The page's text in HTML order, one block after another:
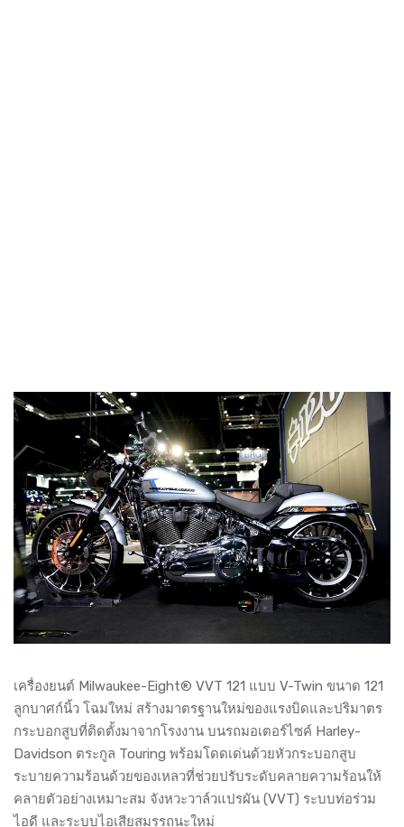
เครื่องยนต์ Milwaukee-Eight® VVT 121 แบบ V-Twin ขนาด 121
ลูกบาศก์นิ้ว โฉมใหม่ สร้างมาตรฐานใหม่ของแรงบิดและปริมาตร
กระบอกสูบที่ติดตั้งมาจากโรงงาน บนรถมอเตอร์ไซค์ Harley-
Davidson ตระกูล Touring พร้อมโดดเด่นด้วยหัวกระบอกสูบ
ระบายความร้อนด้วยของเหลวที่ช่วยปรับระดับคลายความร้อนให้
คลายตัวอย่างเหมาะสม จังหวะวาล์วแปรผัน (VVT) ระบบท่อร่วม
ไอดี และระบบไอเสียสมรรถนะใหม่